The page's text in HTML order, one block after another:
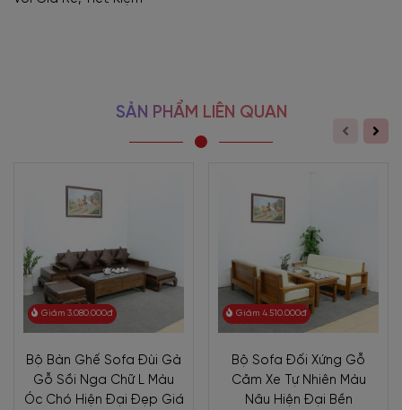
SẢN PHẨM LIÊN QUAN
Giảm 3.080.000đ
Bộ Bàn Ghế Sofa Đùi Gà
Gỗ Sồi Nga Chữ L Màu
Óc Chó Hiện Đại Đẹp Giá
Giảm 4.510.000đ
Bộ Sofa Đối Xứng Gỗ
Căm Xe Tự Nhiên Màu
Nâu Hiện Đại Bền